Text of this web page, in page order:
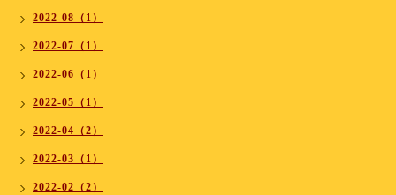
2022-08（1）
2022-07（1）
2022-06（1）
2022-05（1）
2022-04（2）
2022-03（1）
2022-02（2）